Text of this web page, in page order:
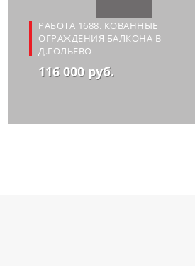
РАБОТА 1688. КОВАННЫЕ
ОГРАЖДЕНИЯ БАЛКОНА В
Д.ГОЛЬЁВО
116 000 руб.